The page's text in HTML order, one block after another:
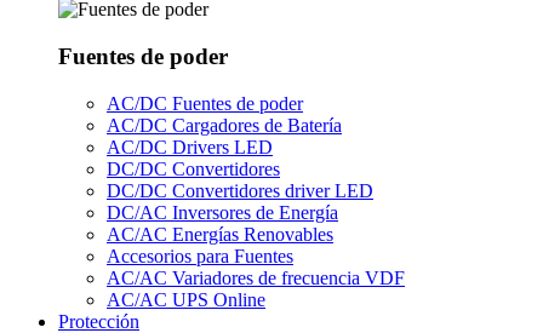
Fuentes de poder
AC/DC Fuentes de poder
AC/DC Cargadores de Batería
AC/DC Drivers LED
DC/DC Convertidores
DC/DC Convertidores driver LED
DC/AC Inversores de Energía
AC/AC Energías Renovables
Accesorios para Fuentes
AC/AC Variadores de frecuencia VDF
AC/AC UPS Online
Protección